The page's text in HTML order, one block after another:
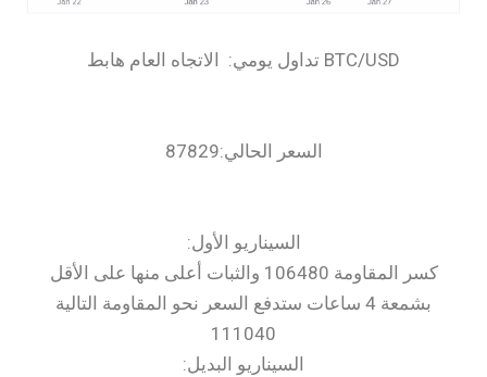
السعر الحالي:87829
السيناريو الأول:
كسر المقاومة 106480 والثبات أعلى منها على الأقل
بشمعة 4 ساعات ستدفع السعر نحو المقاومة التالية
111040
السيناريو البديل: